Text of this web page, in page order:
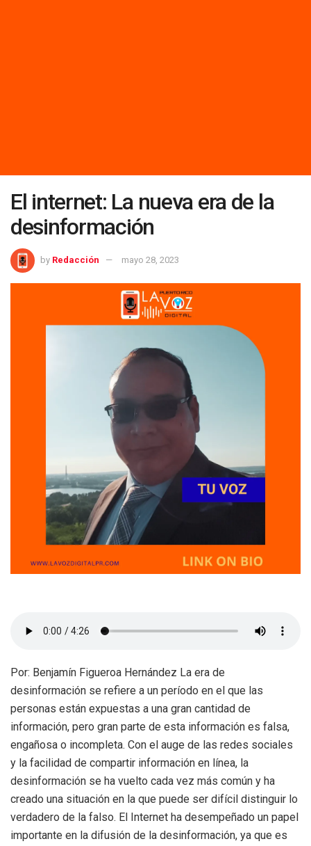
El internet: La nueva era de la
desinformación
by Redacción mayo 28, 2023
Por: Benjamín Figueroa Hernández La era de
desinformación se refiere a un período en el que las
personas están expuestas a una gran cantidad de
información, pero gran parte de esta información es falsa,
engañosa o incompleta. Con el auge de las redes sociales
y la facilidad de compartir información en línea, la
desinformación se ha vuelto cada vez más común y ha
creado una situación en la que puede ser difícil distinguir lo
verdadero de la falso. El Internet ha desempeñado un papel
importante en la difusión de la desinformación, ya que es